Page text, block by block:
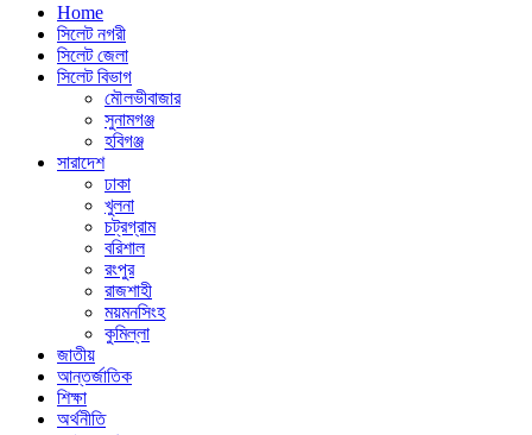
Home
সিলেট নগরী
সিলেট জেলা
সিলেট বিভাগ
মৌলভীবাজার
সুনামগঞ্জ
হবিগঞ্জ
সারাদেশ
ঢাকা
খুলনা
চট্রগ্রাম
বরিশাল
রংপুর
রাজশাহী
ময়মনসিংহ
কুমিল্লা
জাতীয়
আন্তর্জাতিক
শিক্ষা
অর্থনীতি